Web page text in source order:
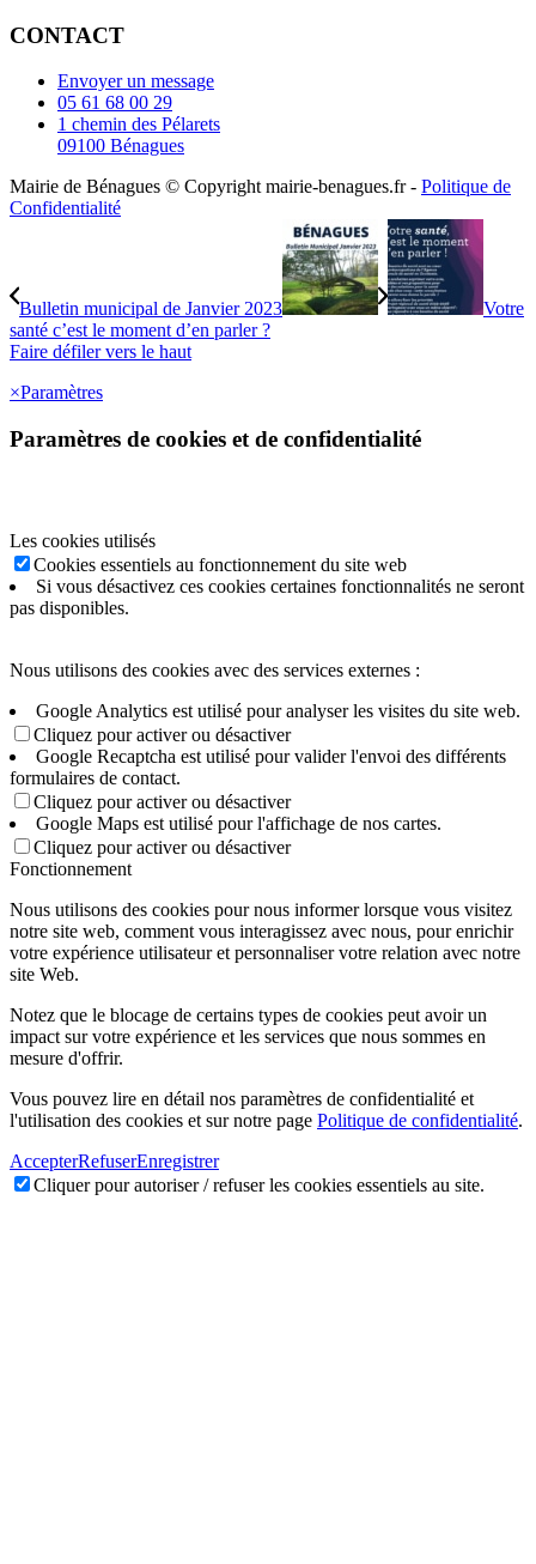
CONTACT
Envoyer un message
05 61 68 00 29
1 chemin des Pélarets
09100 Bénagues
Mairie de Bénagues © Copyright mairie-benagues.fr - Politique de
Confidentialité
Bulletin municipal de Janvier 2023
Votre
santé c’est le moment d’en parler ?
Faire défiler vers le haut
×Paramètres
Paramètres de cookies et de confidentialité
Les cookies utilisés
Cookies essentiels au fonctionnement du site web
Si vous désactivez ces cookies certaines fonctionnalités ne seront
pas disponibles.
Nous utilisons des cookies avec des services externes :
Google Analytics est utilisé pour analyser les visites du site web.
Cliquez pour activer ou désactiver
Google Recaptcha est utilisé pour valider l'envoi des différents
formulaires de contact.
Cliquez pour activer ou désactiver
Google Maps est utilisé pour l'affichage de nos cartes.
Cliquez pour activer ou désactiver
Fonctionnement
Nous utilisons des cookies pour nous informer lorsque vous visitez
notre site web, comment vous interagissez avec nous, pour enrichir
votre expérience utilisateur et personnaliser votre relation avec notre
site Web.
Notez que le blocage de certains types de cookies peut avoir un
impact sur votre expérience et les services que nous sommes en
mesure d'offrir.
Vous pouvez lire en détail nos paramètres de confidentialité et
l'utilisation des cookies et sur notre page Politique de confidentialité.
AccepterRefuserEnregistrer
Cliquer pour autoriser / refuser les cookies essentiels au site.